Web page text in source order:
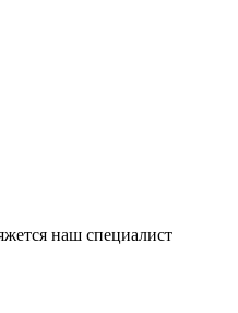
наш специалист